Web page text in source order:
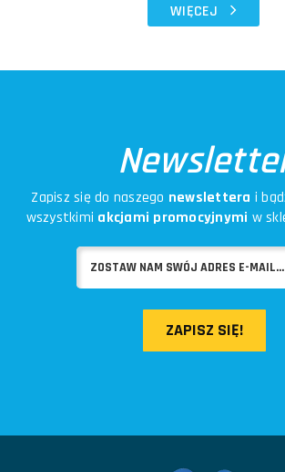
WIĘCEJ
Zapisz się do naszego newslettera i
wszystkimi akcjami promocyjnymi w
ZAPISZ SIĘ!